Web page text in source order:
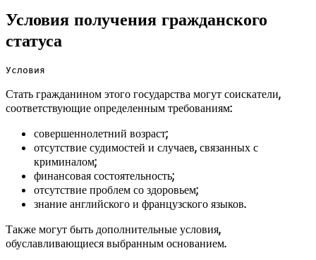
Условия получения гражданского
статуса
Условия
Стать гражданином этого государства могут соискатели,
соответствующие определенным требованиям:
совершеннолетний возраст;
отсутствие судимостей и случаев, связанных с
криминалом;
финансовая состоятельность;
отсутствие проблем со здоровьем;
знание английского и французского языков.
Также могут быть дополнительные условия,
обуславливающиеся выбранным основанием.